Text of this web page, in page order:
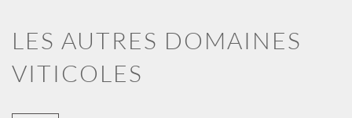
LES AUTRES DOMAINES
VITICOLES